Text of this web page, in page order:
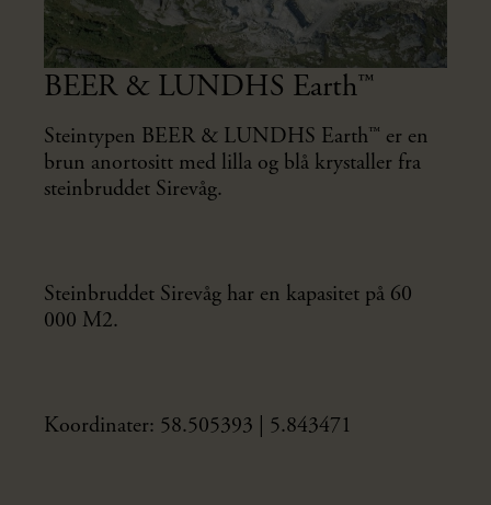
BEER & LUNDHS Earth™
Steintypen BEER & LUNDHS Earth™ er en
brun anortositt med lilla og blå krystaller fra
steinbruddet Sirevåg.
Steinbruddet Sirevåg har en kapasitet på 60
000 M2.
Koordinater: 58.505393 | 5.843471